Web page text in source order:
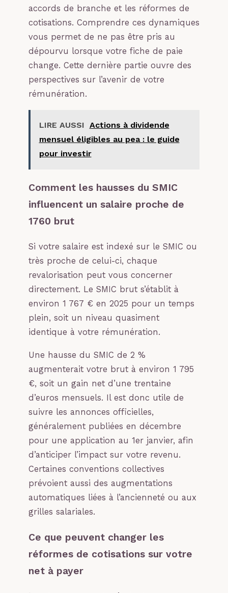
accords de branche et les réformes de
cotisations. Comprendre ces dynamiques
vous permet de ne pas être pris au
dépourvu lorsque votre fiche de paie
change. Cette dernière partie ouvre des
perspectives sur l’avenir de votre
rémunération.
LIRE AUSSI Actions à dividende
mensuel éligibles au pea : le guide
pour investir
Comment les hausses du SMIC
influencent un salaire proche de
1760 brut
Si votre salaire est indexé sur le SMIC ou
très proche de celui-ci, chaque
revalorisation peut vous concerner
directement. Le SMIC brut s’établit à
environ 1 767 € en 2025 pour un temps
plein, soit un niveau quasiment
identique à votre rémunération.
Une hausse du SMIC de 2 %
augmenterait votre brut à environ 1 795
€, soit un gain net d’une trentaine
d’euros mensuels. Il est donc utile de
suivre les annonces officielles,
généralement publiées en décembre
pour une application au 1er janvier, afin
d’anticiper l’impact sur votre revenu.
Certaines conventions collectives
prévoient aussi des augmentations
automatiques liées à l’ancienneté ou aux
grilles salariales.
Ce que peuvent changer les
réformes de cotisations sur votre
net à payer